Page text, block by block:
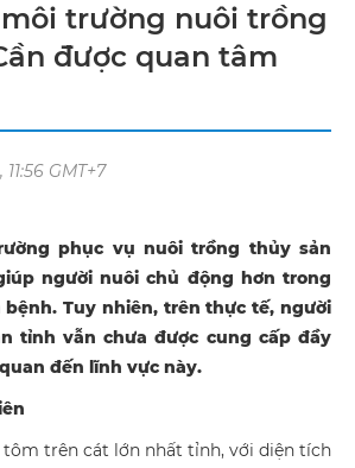
trường nuôi trồng
được quan tâm
11:56 GMT+7
phục vụ nuôi trồng thủy sản
người nuôi chủ động hơn trong
Tuy nhiên, trên thực tế, người
tỉnh vẫn chưa được cung cấp đầy
đến lĩnh vực này.
trên cát lớn nhất tỉnh, với diện tích